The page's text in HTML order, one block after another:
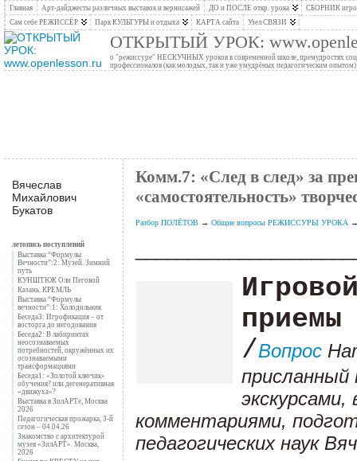
Главная Арт-дайджесты различных выставок и вернисажей ДО и ПОСЛЕ откр. урока
СБОРНИК
Сам себе РЕЖИССЁР
Парк КУЛЬТУРЫ и отдыха КАРТА сайта Узел СВЯЗИ
ОТКРЫТЫЙ УРОК:
о "режиссуре" НЕСКУЧНЫХ уроков в современной школе, премудростях
профессионалов (как молодых, так и уже умудрёных педагогическим опытом)
Вячеслав
Михайлович
Букатов
летопись поступлений
Выставка “Формулы
Вечности”:2: Музей. Зимний
путь
КУНШТЮК Оли Пеговой
Казань. КРЕМЛЬ
Выставка “Формулы
вечности”:1: Холодильник
Беседа3: Игрофикация – от
восторга до негодования
Беседа2: В лабиринтах
неосознаваемых
потребностей, окружённых их
осознаваемыми
трансформациями
Беседа1: «Золотой ключик»
обучения? или дегенеративная
«движуха»?
Выставка в ЗилАРТе, Москва
2026
Педагогическая прожарка, 3-й
сезон – 04.04.26
Знакомство с архитектурой
музея «ЗилАРТ». Москва,
2026
Комм.7: «След в след» за
«самостоятельность»
Разбор ПОЛЁТОВ→ Общие вопросы РЕЖИССУРЫ УРОКА
приемы
/Вопрос Н
экскурсами,
комментариями,
педагогических наук